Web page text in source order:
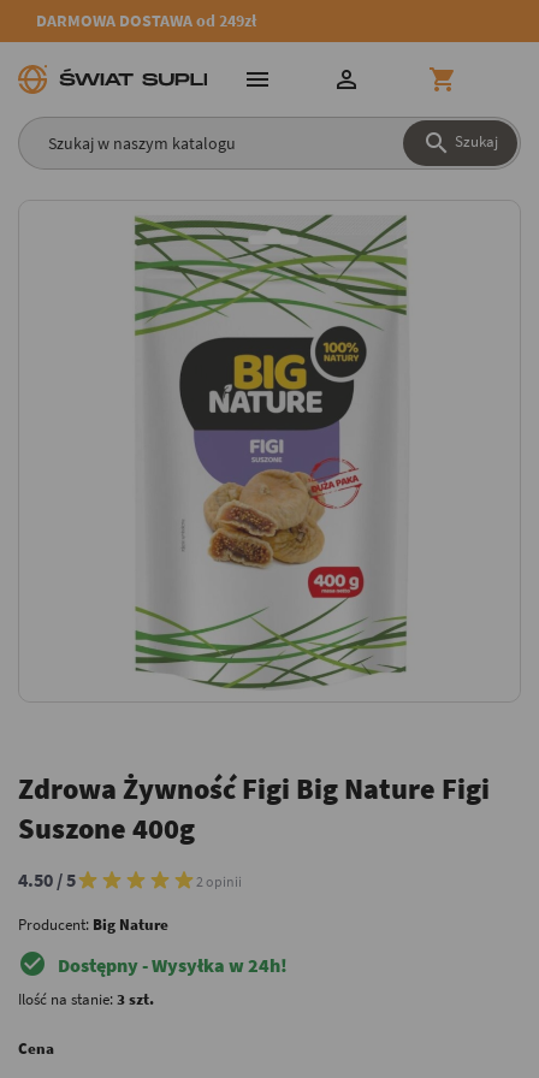
DARMOWA DOSTAWA od 249zł
 Szukaj
  
Zdrowa Żywność Figi Big Nature Figi
Suszone 400g
4.50 / 5 2 opinii
Producent: Big Nature
check_circle Dostępny - Wysyłka w 24h!
Ilość na stanie:3 szt.
Cena